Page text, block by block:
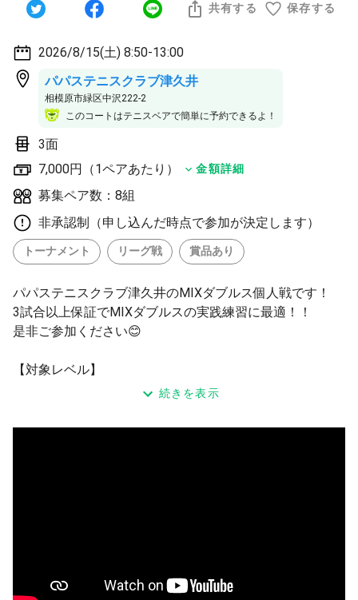
共有する 保存する
2026/8/15(土) 8:50-13:00
パパステニスクラブ津久井
相模原市緑区中沢222-2
このコートはテニスベアで簡単に予約できるよ！
3面
7,000円（1ペアあたり）
金額詳細
募集ペア数：8組
非承認制（申し込んだ時点で参加が決定します）
トーナメント リーグ戦 賞品あり
パパステニスクラブ津久井のMIXダブルス個人戦です！
3試合以上保証でMIXダブルスの実践練習に最適！！
是非ご参加ください😊
【対象レベル】
・テニススクール中級までの方
最少催行人数は4組です。
5組開催・・・総当たりリーグ戦
続きを表示